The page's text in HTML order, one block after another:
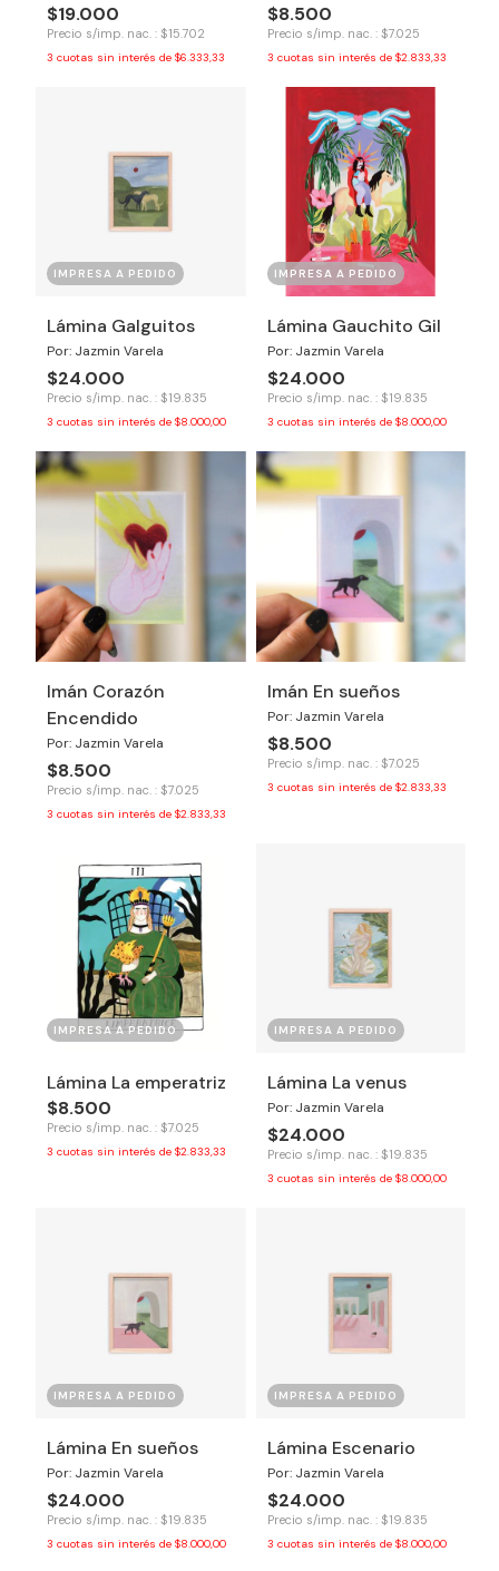
$19.000
Precio s/imp. nac. : $15.702
3 cuotas sin interés de $6.333,33
$8.500
Precio s/imp. nac. : $7.025
3 cuotas sin interés de $2.833,33
IMPRESA A PEDIDO
Lámina Galguitos
Por: Jazmin Varela
$24.000
Precio s/imp. nac. : $19.835
3 cuotas sin interés de $8.000,00
IMPRESA A PEDIDO
Lámina Gauchito Gil
Por: Jazmin Varela
$24.000
Precio s/imp. nac. : $19.835
3 cuotas sin interés de $8.000,00
Imán Corazón
Encendido
Por: Jazmin Varela
$8.500
Precio s/imp. nac. : $7.025
3 cuotas sin interés de $2.833,33
Imán En sueños
Por: Jazmin Varela
$8.500
Precio s/imp. nac. : $7.025
3 cuotas sin interés de $2.833,33
IMPRESA A PEDIDO
Lámina La emperatriz
$8.500
Precio s/imp. nac. : $7.025
3 cuotas sin interés de $2.833,33
IMPRESA A PEDIDO
Lámina La venus
Por: Jazmin Varela
$24.000
Precio s/imp. nac. : $19.835
3 cuotas sin interés de $8.000,00
IMPRESA A PEDIDO
Lámina En sueños
Por: Jazmin Varela
$24.000
Precio s/imp. nac. : $19.835
3 cuotas sin interés de $8.000,00
IMPRESA A PEDIDO
Lámina Escenario
Por: Jazmin Varela
$24.000
Precio s/imp. nac. : $19.835
3 cuotas sin interés de $8.000,00